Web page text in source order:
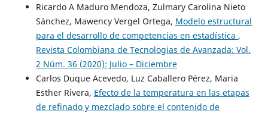
Ricardo A Maduro Mendoza, Zulmary Carolina Nieto
Sánchez, Mawency Vergel Ortega, Modelo estructural
para el desarrollo de competencias en estadística ,
Revista Colombiana de Tecnologias de Avanzada: Vol.
2 Núm. 36 (2020): Julio – Diciembre
Carlos Duque Acevedo, Luz Caballero Pérez, Maria
Esther Rivera, Efecto de la temperatura en las etapas
de refinado y mezclado sobre el contenido de